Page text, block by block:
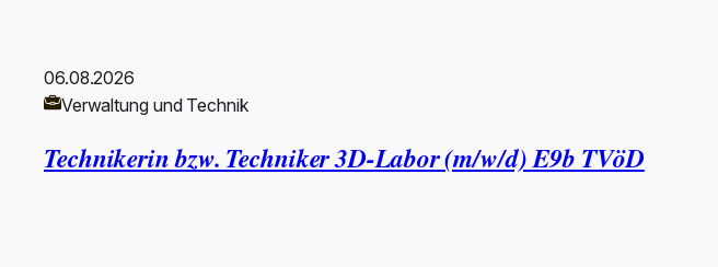
06.08.2026
Verwaltung und Technik
Technikerin bzw. Techniker 3D-Labor (m/w/d) E9b TVöD